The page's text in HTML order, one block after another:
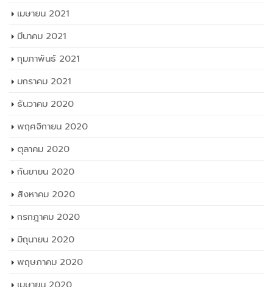
เมษายน 2021
มีนาคม 2021
กุมภาพันธ์ 2021
มกราคม 2021
ธันวาคม 2020
พฤศจิกายน 2020
ตุลาคม 2020
กันยายน 2020
สิงหาคม 2020
กรกฎาคม 2020
มิถุนายน 2020
พฤษภาคม 2020